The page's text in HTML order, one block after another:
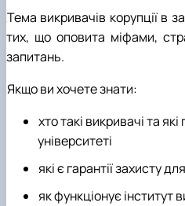
Тема викривачів корупції в
тих, що оповита міфами,
запитань.
Якщо ви хочете знати:
хто такі викривачі та
університеті
які є гарантії захисту
як функціонує інститут